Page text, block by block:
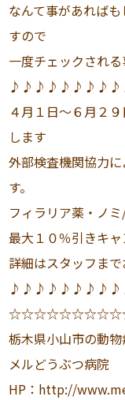
なんて事があれば
すので
一度チェックされ
４月１日〜６月２
します
外部検査機関協力
す。
フィラリア薬・ノ
最大１０％引きキ
詳細はスタッフま
栃木県小山市の動物
メルどうぶつ病院
HP：http://